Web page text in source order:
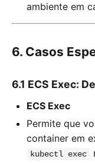
ambiente em
6. Casos
6.1 ECS Exec:
ECS Exec
Permite que
container em
kubectl exec